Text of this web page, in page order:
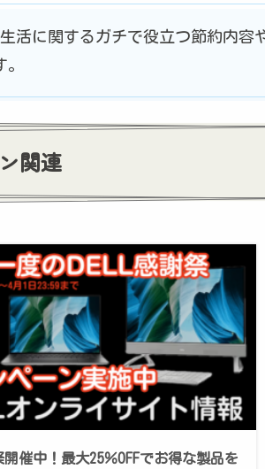
生活に関するガチで役立つ節約内容
。
関連
開催中！最大25％OFFでお得な製品を